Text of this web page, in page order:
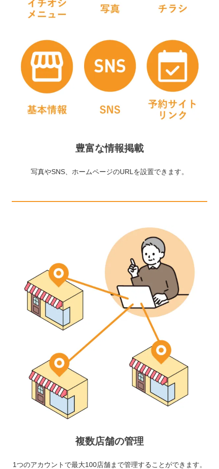
豊富な情報掲載
写真やSNS、ホームページのURLを設置できます。
複数店舗の管理
1つのアカウントで最大100店舗まで管理することができます。